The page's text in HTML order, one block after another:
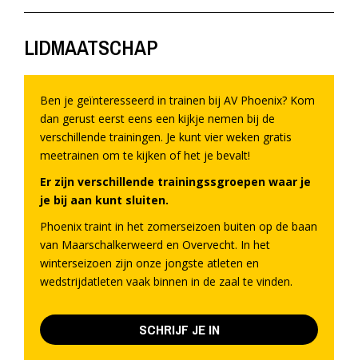
LIDMAATSCHAP
Ben je geïnteresseerd in trainen bij AV Phoenix? Kom
dan gerust eerst eens een kijkje nemen bij de
verschillende trainingen. Je kunt vier weken gratis
meetrainen om te kijken of het je bevalt!
Er zijn verschillende trainingssgroepen waar je
je bij aan kunt sluiten.
Phoenix traint in het zomerseizoen buiten op de baan
van Maarschalkerweerd en Overvecht. In het
winterseizoen zijn onze jongste atleten en
wedstrijdatleten vaak binnen in de zaal te vinden.
SCHRIJF JE IN